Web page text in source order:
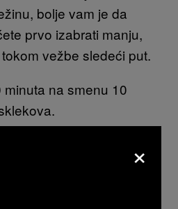
bolje vam je da
prvo izabrati manju,
vežbe sledeći put.
na smenu 10
na spravi za veslanje za
×